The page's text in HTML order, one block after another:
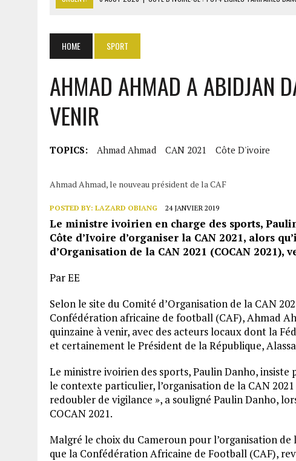
6 AOÛT 2026 | MONDIAL 2030 : INFANTINO ACCUSÉ D’AVOIR PROMIS LA FINALE
6 AOÛT 2026
| SÉNÉGAL : ABDOU KHADIR SOW QUITTE LE PRP POUR SOUTENIR
HOME SPORT
AHMAD AHMAD A ABIDJAN
VENIR
TOPICS: Ahmad Ahmad CAN 2021 Côte D'ivoire
Ahmad Ahmad, le nouveau président de la CAF
POSTED BY: LAZARD OBIANG 24 JANVIER 2019
Le ministre ivoirien en charge des sports,
Côte d’Ivoire d’organiser la CAN 2021, alors
d’Organisation de la CAN 2021 (COCAN
Par EE
Selon le site du Comité d’Organisation de la CAN
Confédération africaine de football (CAF), Ahmad
quinzaine à venir, avec des acteurs locaux dont la
et certainement le Président de la République,
Le ministre ivoirien des sports, Paulin Danho,
le contexte particulier, l’organisation de la CAN
redoubler de vigilance », a souligné Paulin Danho,
COCAN 2021.
Malgré le choix du Cameroun pour l’organisation
que la Confédération Africaine de Football (CAF),